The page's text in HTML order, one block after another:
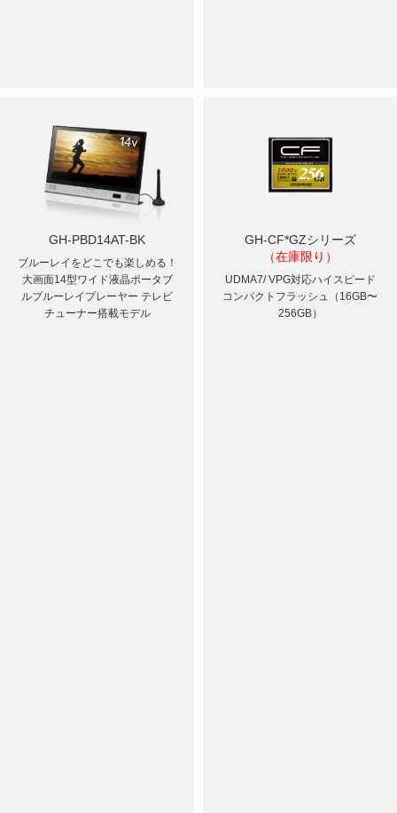
GH-PBD14AT-BK
ブルーレイをどこでも楽しめる！
大画面14型ワイド液晶ポータブ
ルブルーレイプレーヤー テレビ
チューナー搭載モデル
GH-CF*GZシリーズ
（在庫限り）
UDMA7/ VPG対応ハイスピード
コンパクトフラッシュ（16GB〜
256GB）